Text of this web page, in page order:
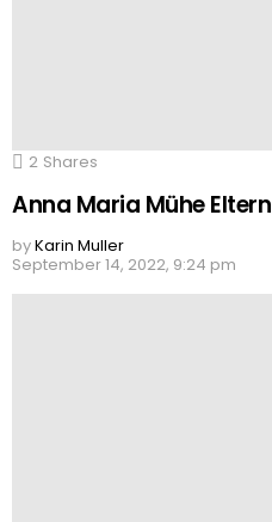
2 Shares
Anna Maria Mühe Eltern
byKarin Muller
September 14, 2022, 9:24 pm